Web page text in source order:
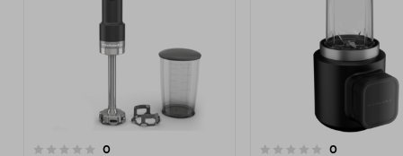
0recensioner
0.0 av 5 stjärnor 0recensioner
0.0 av 5 stjärnor